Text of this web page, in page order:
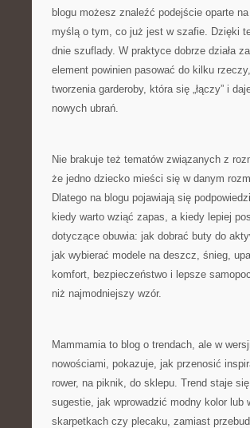
blogu możesz znaleźć podejście oparte
myślą o tym, co już jest w szafie. Dzięki
dnie szuflady. W praktyce dobrze działa
element powinien pasować do kilku
tworzenia garderoby, która się „łączy” i
nowych ubrań.
Nie brakuje też tematów związanych z
że jedno dziecko mieści się w danym
Dlatego na blogu pojawiają się
kiedy warto wziąć zapas, a kiedy lepiej
dotyczące obuwia: jak dobrać buty do
jak wybierać modele na deszcz, śnieg,
komfort, bezpieczeństwo i lepsze
niż najmodniejszy wzór.
Mammamia to blog o trendach, ale w
nowościami, pokazuje, jak przenosić
rower, na piknik, do sklepu. Trend staje
sugestie, jak wprowadzić modny kolor lub
skarpetkach czy plecaku, zamiast